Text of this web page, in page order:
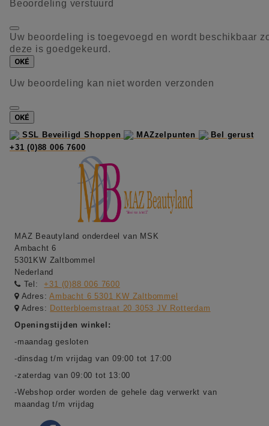
Beoordeling verstuurd
Uw beoordeling is toegevoegd en wordt beschikbaar
deze is goedgekeurd.
OKÉ
Uw beoordeling kan niet worden verzonden
OKÉ
SSL Beveiligd Shoppen
MAZzelpunten
Bel gerust
+31 (0)88 006 7600
MAZ Beautyland onderdeel van MSK
Ambacht 6
5301KW Zaltbommel
Nederland
Tel:
+31 (0)88 006 7600
Adres:Ambacht 6 5301 KW Zaltbommel
Adres: Dotterbloemstraat 20 3053 JV Rotterdam
Openingstijden winkel:
-maandag gesloten
-dinsdag t/m vrijdag van 09:00 tot 17:00
-zaterdag van 09:00 tot 13:00
-Webshop order worden de gehele dag verwerkt van
maandag t/m vrijdag